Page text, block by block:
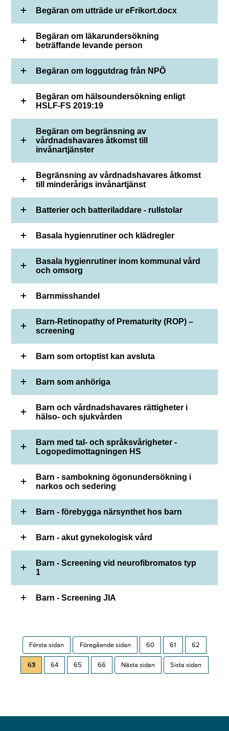
Begäran om utträde ur eFrikort.docx
Begäran om läkarundersökning
beträffande levande person
Begäran om loggutdrag från NPÖ
Begäran om hälsoundersökning enligt
HSLF-FS 2019:19
Begäran om begränsning av
vårdnadshavares åtkomst till
invånartjänster
Begränsning av vårdnadshavares åtkomst
till minderårigs invånartjänst
Batterier och batteriladdare - rullstolar
Basala hygienrutiner och klädregler
Basala hygienrutiner inom kommunal vård
och omsorg
Barnmisshandel
Barn-Retinopathy of Prematurity (ROP) –
screening
Barn som ortoptist kan avsluta
Barn som anhöriga
Barn och vårdnadshavares rättigheter i
hälso- och sjukvården
Barn med tal- och språksvårigheter -
Logopedimottagningen HS
Barn - sambokning ögonundersökning i
narkos och sedering
Barn - förebygga närsynthet hos barn
Barn - akut gynekologisk vård
Barn - Screening vid neurofibromatos typ
1
Barn - Screening JIA
Första sidan Föregående sidan 60 61 62
63 64 65 66 Nästa sidan Sista sidan